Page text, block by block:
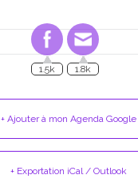
+ Ajouter à mon Agenda Google
+ Exportation iCal / Outlook
1.5k 1.8k